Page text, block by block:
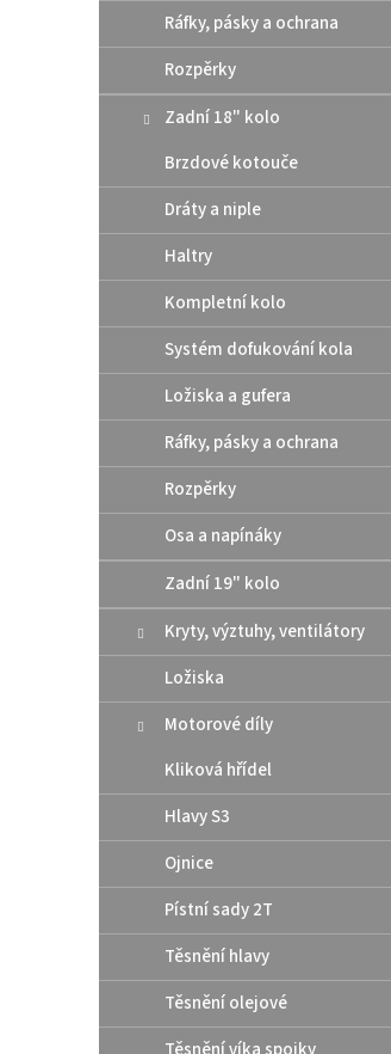
Ráfky, pásky a ochrana
Rozpěrky
Zadní 18" kolo
Brzdové kotouče
Dráty a niple
Haltry
Kompletní kolo
Systém dofukování kola
Ložiska a gufera
Ráfky, pásky a ochrana
Rozpěrky
Osa a napínáky
Zadní 19" kolo
Kryty, výztuhy, ventilátory
Ložiska
Motorové díly
Kliková hřídel
Hlavy S3
Ojnice
Pístní sady 2T
Těsnění hlavy
Těsnění olejové